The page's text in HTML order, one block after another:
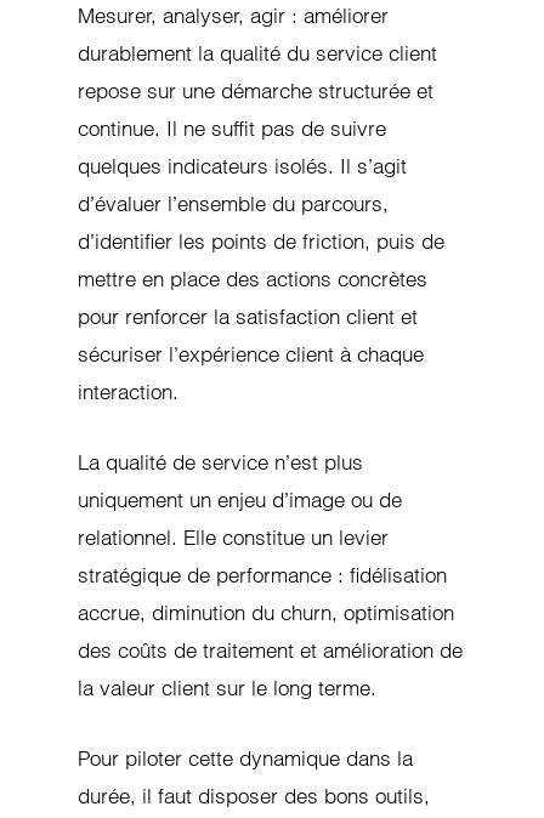
Mesurer, analyser, agir : améliorer
durablement la qualité du service client
repose sur une démarche structurée et
continue. Il ne suffit pas de suivre
quelques indicateurs isolés. Il s’agit
d’évaluer l’ensemble du parcours,
d’identifier les points de friction, puis de
mettre en place des actions concrètes
pour renforcer la satisfaction client et
sécuriser l’expérience client à chaque
interaction.
La qualité de service n’est plus
uniquement un enjeu d’image ou de
relationnel. Elle constitue un levier
stratégique de performance : fidélisation
accrue, diminution du churn, optimisation
des coûts de traitement et amélioration de
la valeur client sur le long terme.
Pour piloter cette dynamique dans la
durée, il faut disposer des bons outils,